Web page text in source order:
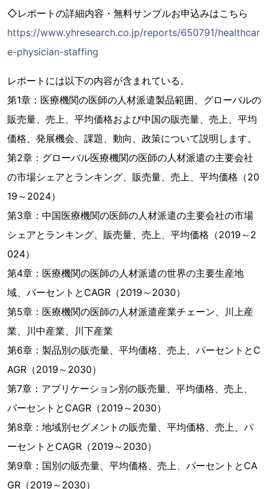
◇レポートの詳細内容・無料サンプルお申込みはこちら
https://www.yhresearch.co.jp/reports/650791/healthcar
e-physician-staffing
レポートには以下の内容が含まれている。
第1章：医療機関の医師の人材派遣製品範囲、グローバルの
販売量、売上、平均価格および中国の販売量、売上、平均
価格、発展機会、課題、動向、政策について説明します。
第2章：グローバル医療機関の医師の人材派遣の主要会社
の市場シェアとランキング、販売量、売上、平均価格（20
19～2024）
第3章：中国医療機関の医師の人材派遣の主要会社の市場
シェアとランキング、販売量、売上、平均価格（2019～2
024）
第4章：医療機関の医師の人材派遣の世界の主要生産地
域、パーセントとCAGR（2019～2030）
第5章：医療機関の医師の人材派遣産業チェーン、川上産
業、川中産業、川下産業
第6章：製品別の販売量、平均価格、売上、パーセントとC
AGR（2019～2030）
第7章：アプリケーション別の販売量、平均価格、売上、
パーセントとCAGR（2019～2030）
第8章：地域別セグメントの販売量、平均価格、売上、パ
ーセントとCAGR（2019～2030）
第9章：国別の販売量、平均価格、売上、パーセントとCA
GR（2019～2030）